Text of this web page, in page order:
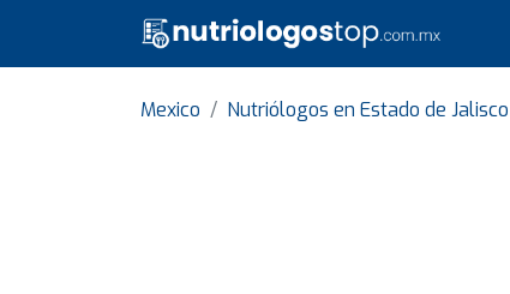
Mexico Nutriólogos en Estado de Jalisco